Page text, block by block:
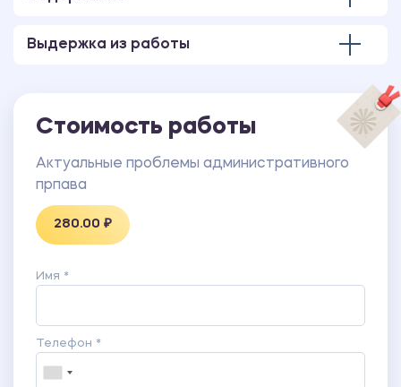
Выдержка из работы
Стоимость работы
Актуальные проблемы административного
прпава
280.00 ₽
Имя *
Телефон *